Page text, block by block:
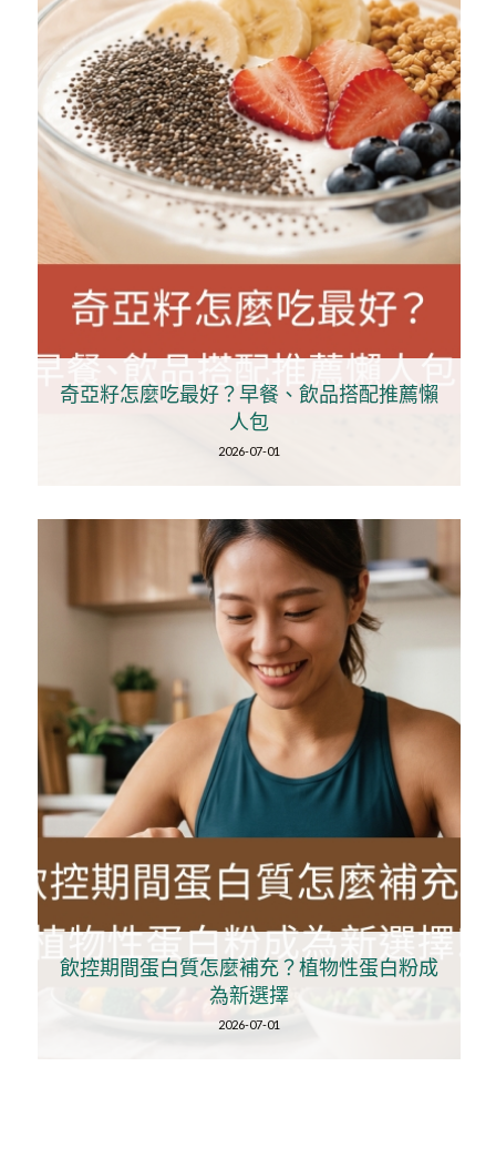
奇亞籽怎麼吃最好？早餐、飲品搭配推薦懶
人包
2026-07-01
飲控期間蛋白質怎麼補充？植物性蛋白粉成
為新選擇
2026-07-01